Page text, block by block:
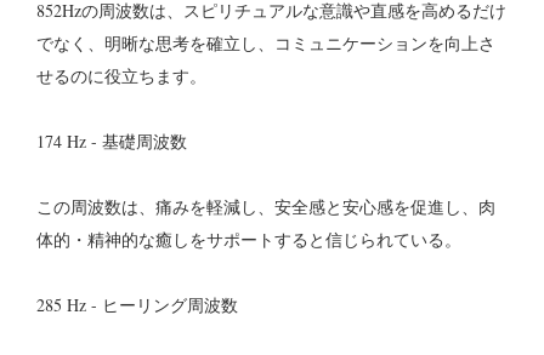
852Hzの周波数は、スピリチュアルな意識や直感を高めるだけ
でなく、明晰な思考を確立し、コミュニケーションを向上さ
せるのに役立ちます。
174 Hz - 基礎周波数
この周波数は、痛みを軽減し、安全感と安心感を促進し、肉
体的・精神的な癒しをサポートすると信じられている。
285 Hz - ヒーリング周波数